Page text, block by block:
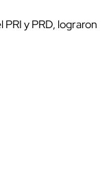
PRI y PRD, lograron